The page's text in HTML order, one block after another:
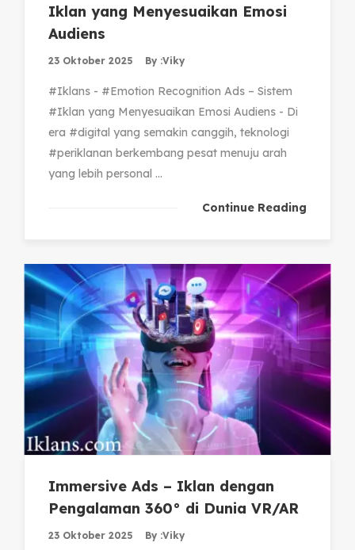
Iklan yang Menyesuaikan Emosi
Audiens
23 Oktober 2025 By :Viky
#Iklans - #Emotion Recognition Ads – Sistem
#Iklan yang Menyesuaikan Emosi Audiens - Di
era #digital yang semakin canggih, teknologi
#periklanan berkembang pesat menuju arah
yang lebih personal ...
Continue Reading
Immersive Ads – Iklan dengan
Pengalaman 360° di Dunia VR/AR
23 Oktober 2025 By :Viky